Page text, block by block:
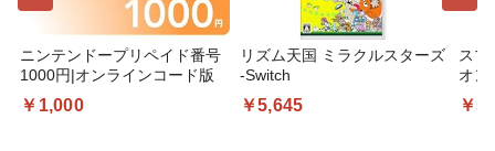
ニンテンドープリペイド番号
1000円|オンラインコード版
￥1,000
リズム天国 ミラクルスターズ
-Switch
￥5,645
スプ
オン
￥